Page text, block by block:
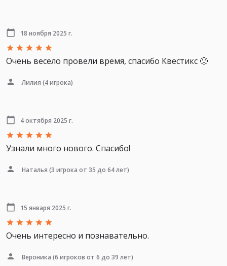
18 ноября 2025 г.
Очень весело провели время, спасибо Квестикс 🙂
Лилия (4 игрока)
4 октября 2025 г.
Узнали много нового. Спасибо!
Наталья (3 игрока от 35 до 64 лет)
15 января 2025 г.
Очень интересно и познавательно.
Вероника (6 игроков от 6 до 39 лет)